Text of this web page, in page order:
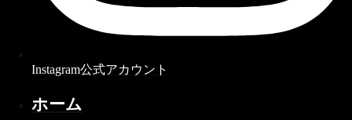
Instagram公式アカウント
ホーム